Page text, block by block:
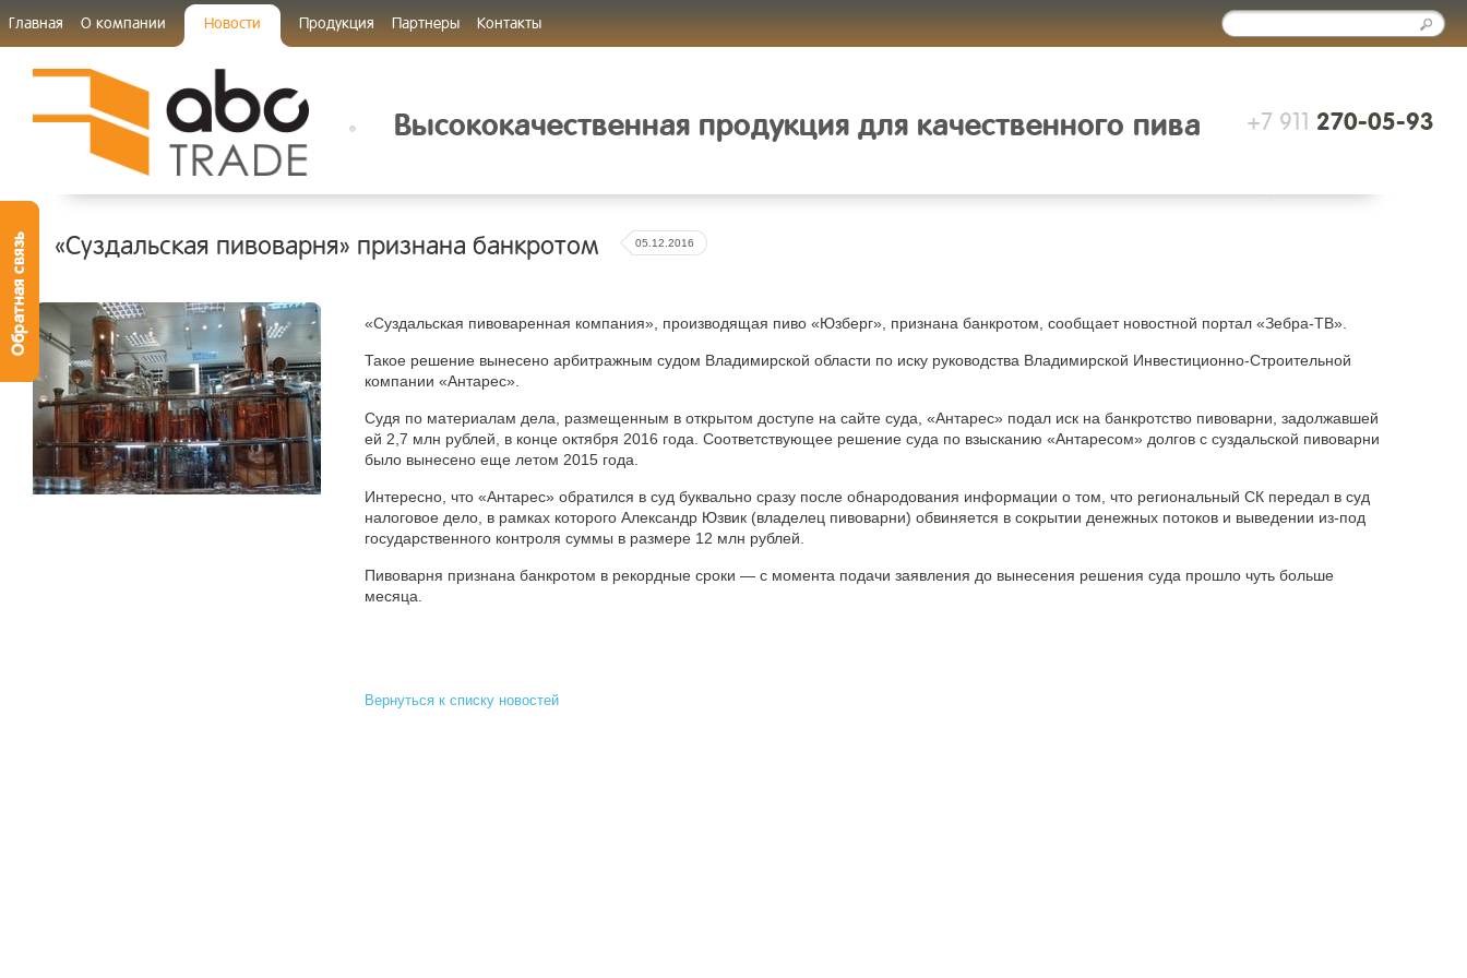
Главная О компании Новости Продукция Партнеры Контакты
Высококачественная продукция для качественного пива +7 911 270-05-93
«Суздальская пивоварня» признана банкротом 05.12.2016
«Суздальская пивоваренная компания», производящая пиво «Юзберг», признана банкротом, сообщает новостной портал «Зебра-ТВ».
Такое решение вынесено арбитражным судом Владимирской области по иску руководства Владимирской Инвестиционно-Строительной
компании «Антарес».
Судя по материалам дела, размещенным в открытом доступе на сайте суда, «Антарес» подал иск на банкротство пивоварни, задолжавшей
ей 2,7 млн рублей, в конце октября 2016 года. Соответствующее решение суда по взысканию «Антаресом» долгов с суздальской пивоварни
было вынесено еще летом 2015 года.
Интересно, что «Антарес» обратился в суд буквально сразу после обнародования информации о том, что региональный СК передал в суд
налоговое дело, в рамках которого Александр Юзвик (владелец пивоварни) обвиняется в сокрытии денежных потоков и выведении из-под
государственного контроля суммы в размере 12 млн рублей.
Пивоварня признана банкротом в рекордные сроки — с момента подачи заявления до вынесения решения суда прошло чуть больше
месяца.
Вернуться к списку новостей